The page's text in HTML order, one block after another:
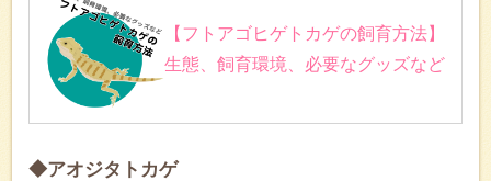
【フトアゴヒゲトカゲの飼育方法】
生態、飼育環境、必要なグッズなど
◆アオジタトカゲ